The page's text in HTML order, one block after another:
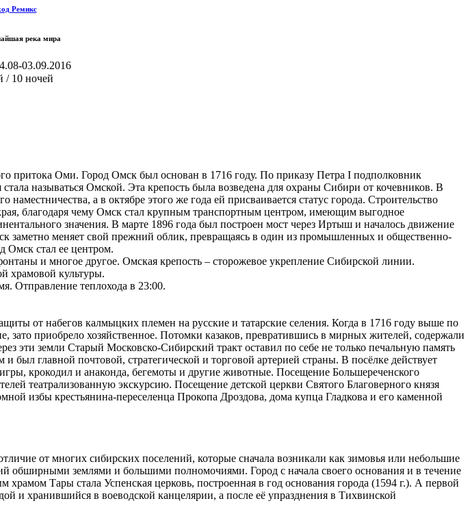
Ремикс
река мира
03.09.2016
/ 10 ночей
притока Оми. Город Омск был основан в 1716 году. По приказу Петра I подполковник
называться Омской. Эта крепость была возведена для охраны Сибири от кочевников. В
а в октябре этого же года ей присваивается статус города. Строительство
благодаря чему Омск стал крупным транспортным центром, имеющим выгодное
значения. В марте 1896 года был построен мост через Иртыш и началось движение
заметно меняет свой прежний облик, превращаясь в один из промышленных и общественно-
Омск стал ее центром.
и многое другое. Омская крепость – сторожевое укрепление Сибирской линии.
храмовой культуры.
Отправление теплохода в 23:00.
от набегов калмыцких племен на русские и татарские селения. Когда в 1716 году выше по
приобрело хозяйственное. Потомки казаков, превратившись в мирных жителей, содержали
эти земли Старый Московско-Сибирский тракт оставил по себе не только печальную память
главной почтовой, стратегической и торговой артерией страны. В посёлке действует
крокодил и анаконда, бегемоты и другие животные. Посещение Большереченского
театрализованную экскурсию. Посещение детской церкви Святого Благоверного князя
избы крестьянина-переселенца Прокопа Дроздова, дома купца Гладкова и его каменной
от многих сибирских поселений, которые сначала возникали как зимовья или небольшие
обширными землями и большими полномочиями. Город с начала своего основания и в течение
Тары стала Успенская церковь, построенная в год основания города (1594 г.). А первой
хранившийся в воеводской канцелярии, а после её упразднения в Тихвинской